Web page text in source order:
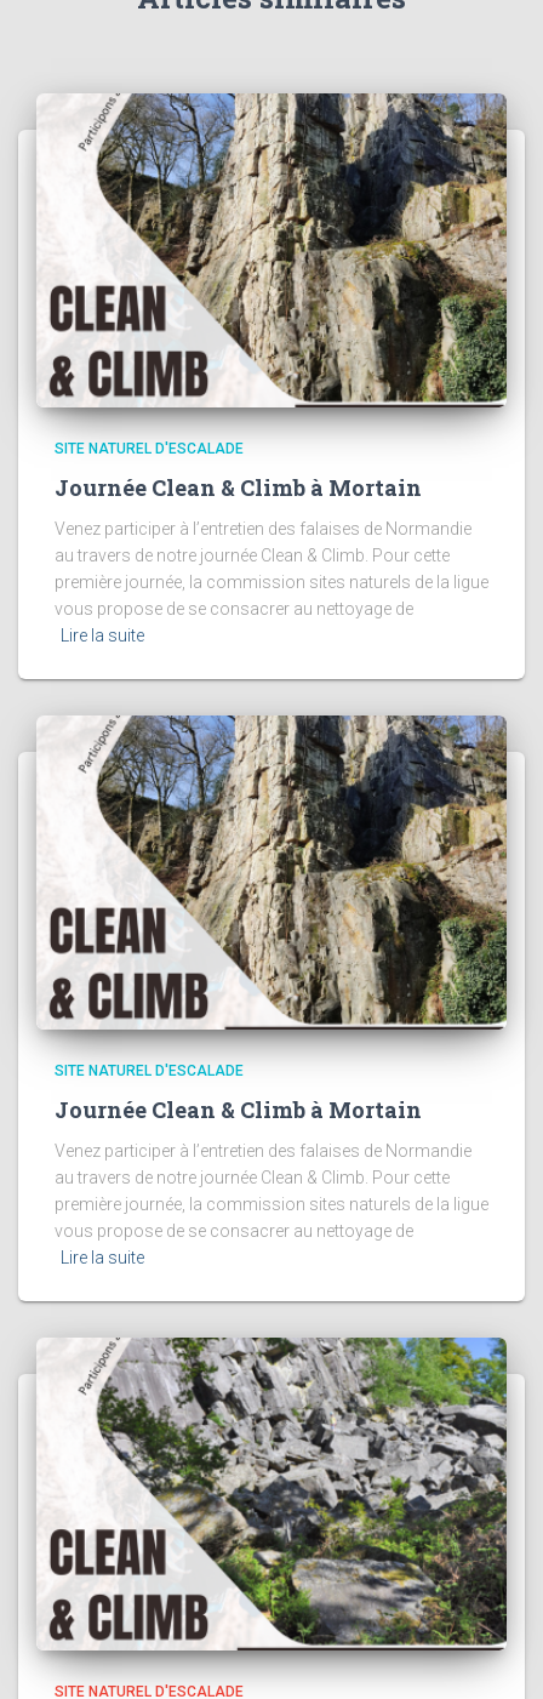
SITE NATUREL D'ESCALADE
Journée Clean & Climb à Mortain
Venez participer à l’entretien des falaises de Normandie
au travers de notre journée Clean & Climb. Pour cette
première journée, la commission sites naturels de la ligue
vous propose de se consacrer au nettoyage de
Lire la suite
SITE NATUREL D'ESCALADE
Journée Clean & Climb à Mortain
Venez participer à l’entretien des falaises de Normandie
au travers de notre journée Clean & Climb. Pour cette
première journée, la commission sites naturels de la ligue
vous propose de se consacrer au nettoyage de
Lire la suite
SITE NATUREL D'ESCALADE